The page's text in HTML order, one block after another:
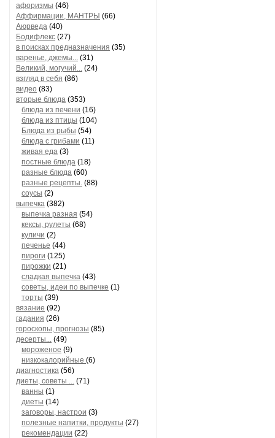
афоризмы (46)
Аффирмации, МАНТРЫ (66)
Аюрведа (40)
Бодифлекс (27)
в поисках предназначения (35)
варенье, джемы... (31)
Великий, могучий... (24)
взгляд в себя (86)
видео (83)
вторые блюда (353)
блюда из печени (16)
блюда из птицы (104)
Блюда из рыбы (54)
блюда с грибами (11)
живая еда (3)
постные блюда (18)
разные блюда (60)
разные рецепты. (88)
соусы (2)
выпечка (382)
выпечка разная (54)
кексы, рулеты (68)
куличи (2)
печенье (44)
пироги (125)
пирожки (21)
сладкая выпечка (43)
советы, идеи по выпечке (1)
торты (39)
вязание (92)
гадания (26)
гороскопы, прогнозы (85)
десерты... (49)
мороженое (9)
низкокалорийные (6)
диагностика (56)
диеты, советы ... (71)
ванны (1)
диеты (14)
заговоры, настрои (3)
полезные напитки, продукты (27)
рекомендации (22)